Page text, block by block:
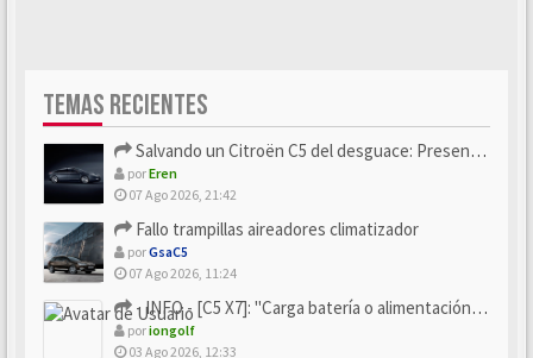
TEMAS RECIENTES
Salvando un Citroën C5 del desguace: Presentación y seguimiento
porEren
07 Ago 2026, 21:42
Fallo trampillas aireadores climatizador
porGsaC5
07 Ago 2026, 11:24
- INFO - [C5 X7]: "Carga batería o alimentación eléctri...
poriongolf
03 Ago 2026, 12:33